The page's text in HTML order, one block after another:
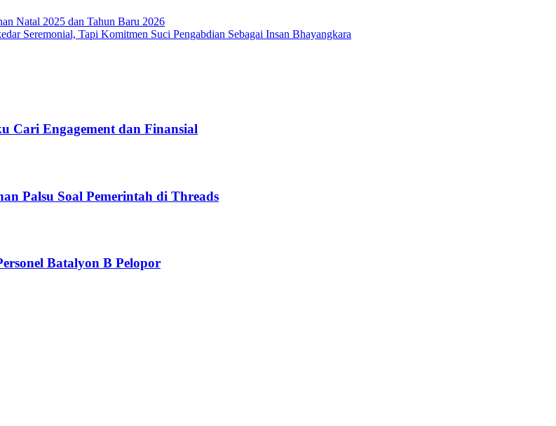
Natal 2025 dan Tahun Baru 2026
Seremonial, Tapi Komitmen Suci Pengabdian Sebagai Insan Bhayangkara
Cari Engagement dan Finansial
Palsu Soal Pemerintah di Threads
Batalyon B Pelopor